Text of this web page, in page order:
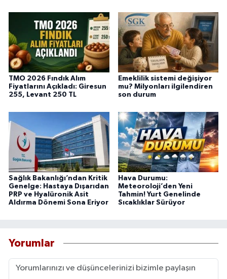
TMO 2026 Fındık Alım
Fiyatlarını Açıkladı: Giresun
255, Levant 250 TL
Emeklilik sistemi değişiyor
mu? Milyonları ilgilendiren
son durum
Sağlık Bakanlığı’ndan Kritik
Genelge: Hastaya Dışarıdan
PRP ve Hyalüronik Asit
Aldırma Dönemi Sona Eriyor
Hava Durumu:
Meteoroloji’den Yeni
Tahmin! Yurt Genelinde
Sıcaklıklar Sürüyor
Yorumlar